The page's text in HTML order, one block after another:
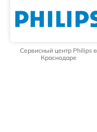
Сервисный центр Philips в
Краснодаре